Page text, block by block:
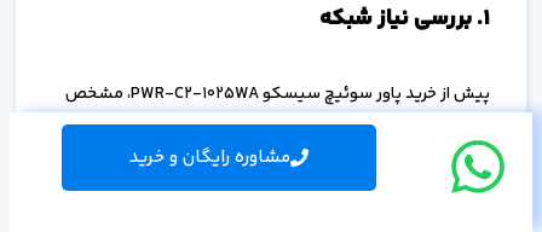
۱. بررسی نیاز شبکه
پیش از خرید پاور سوئیچ سیسکو PWR-C2-1025WA، مشخص
کنید که چه تعداد دستگاه نیازمند تغذیه PoE/PoE+ هستند ومشاوره رایگان و خرید